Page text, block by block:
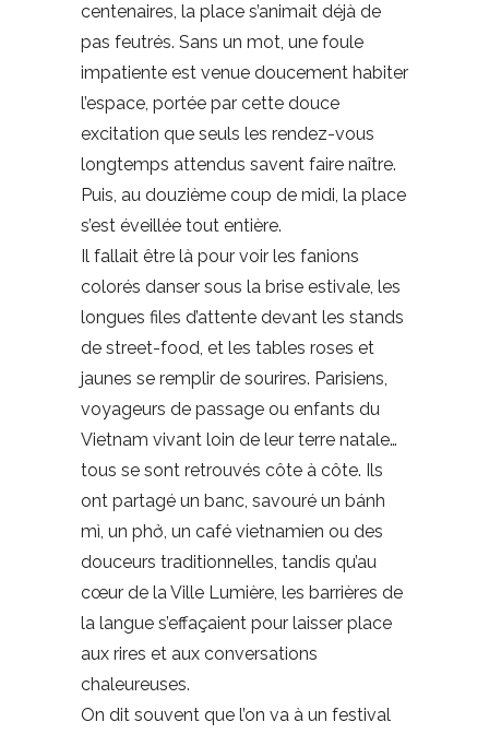
centenaires, la place s’animait déjà de
pas feutrés. Sans un mot, une foule
impatiente est venue doucement habiter
l’espace, portée par cette douce
excitation que seuls les rendez-vous
longtemps attendus savent faire naître.
Puis, au douzième coup de midi, la place
s’est éveillée tout entière.
Il fallait être là pour voir les fanions
colorés danser sous la brise estivale, les
longues files d’attente devant les stands
de street-food, et les tables roses et
jaunes se remplir de sourires. Parisiens,
voyageurs de passage ou enfants du
Vietnam vivant loin de leur terre natale…
tous se sont retrouvés côte à côte. Ils
ont partagé un banc, savouré un bánh
mì, un phở, un café vietnamien ou des
douceurs traditionnelles, tandis qu’au
cœur de la Ville Lumière, les barrières de
la langue s’effaçaient pour laisser place
aux rires et aux conversations
chaleureuses.
On dit souvent que l’on va à un festival